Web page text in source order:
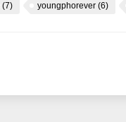
(7) youngphorever (6)